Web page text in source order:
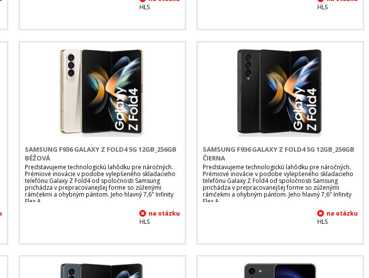
HLS HLS
SAMSUNG F936 GALAXY Z FOLD4 5G 12GB_256GB
BÉŽOVÁ
Predstavujeme technologickú lahôdku pre náročných.
Prémiové inovácie v podobe vylepšeného skladacieho
telefónu Galaxy Z Fold4 od spoločnosti Samsung
prichádza v prepracovanejšej forme so zúženými
rámčekmi a ohybným pántom. Jeho hlavný 7,6" Infinity
Flex A
HLS
SAMSUNG F936 GALAXY Z FOLD4 5G 12GB_256GB
ČIERNA
Predstavujeme technologickú lahôdku pre náročných.
Prémiové inovácie v podobe vylepšeného skladacieho
telefónu Galaxy Z Fold4 od spoločnosti Samsung
prichádza v prepracovanejšej forme so zúženými
rámčekmi a ohybným pántom. Jeho hlavný 7,6" Infinity
Flex A
HLS